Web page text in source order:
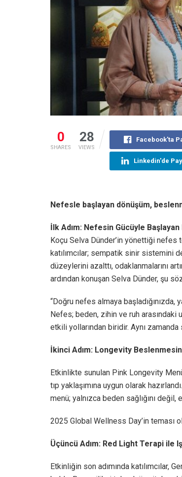
0
SHARES
28
VIEWS
Facebook'ta
Linkedin'de
Nefesle başlayan dönüşüm,
İlk Adım: Nefesin Gücüyle
Koçu Selva Dünder’in yönettiği
katılımcılar; sempatik sinir
düzeylerini azalttı, odaklanmalarını
ardından konuşan Selva Dünder, şu
“Doğru nefes almaya
Nefes; beden, zihin ve ruh
etkili yollarından biridir. Aynı
İkinci Adım: Longevity
Etkinlikte sunulan Pink Longevity
tıp yaklaşımına uygun olarak
menü; yalnızca beden sağlığını
2025 Global Wellness Day’in teması
Üçüncü Adım: Red Light Terapi ile
Etkinliğin son adımında katılımcılar,